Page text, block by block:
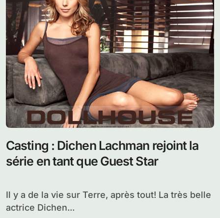
Casting : Dichen Lachman rejoint la
série en tant que Guest Star
Il y a de la vie sur Terre, après tout! La très belle
actrice Dichen...